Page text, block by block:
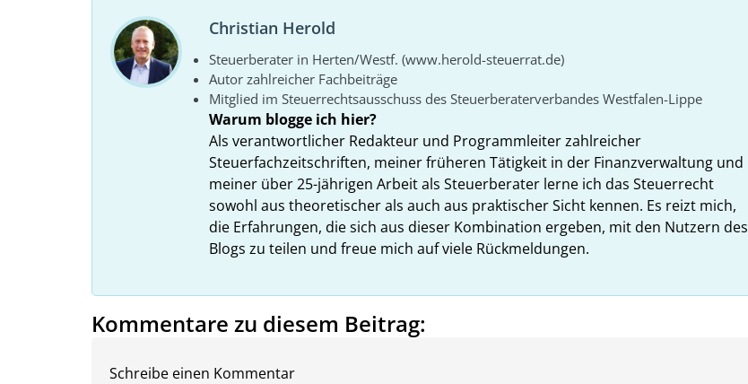
Christian Herold
Steuerberater in Herten/Westf. (www.herold-steuerrat.de)
Autor zahlreicher Fachbeiträge
Mitglied im Steuerrechtsausschuss des Steuerberaterverbandes Westfalen-Lippe
Warum blogge ich hier?
Als verantwortlicher Redakteur und Programmleiter zahlreicher
Steuerfachzeitschriften, meiner früheren Tätigkeit in der Finanzverwaltung und
meiner über 25-jährigen Arbeit als Steuerberater lerne ich das Steuerrecht
sowohl aus theoretischer als auch aus praktischer Sicht kennen. Es reizt mich,
die Erfahrungen, die sich aus dieser Kombination ergeben, mit den Nutzern des
Blogs zu teilen und freue mich auf viele Rückmeldungen.
Kommentare zu diesem Beitrag:
Schreibe einen Kommentar